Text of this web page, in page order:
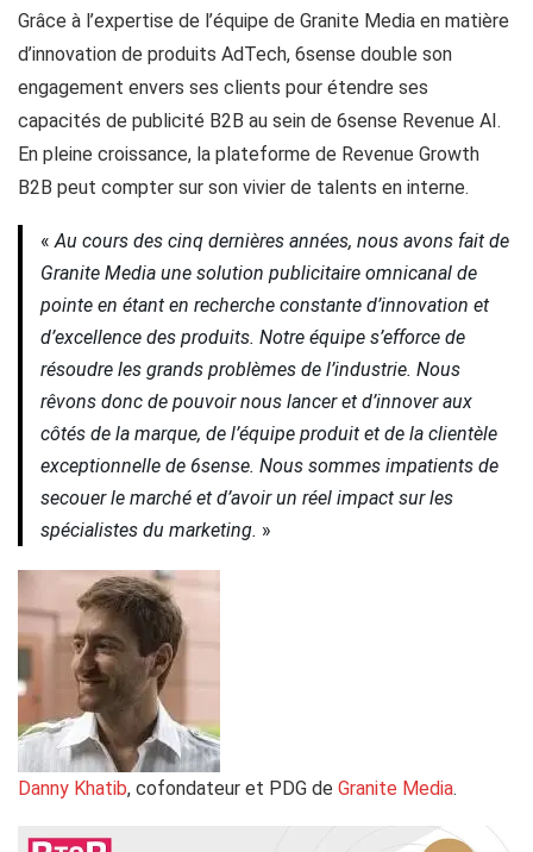
Grâce à l’expertise de l’équipe de Granite Media en matière
d’innovation de produits AdTech, 6sense double son
engagement envers ses clients pour étendre ses
capacités de publicité B2B au sein de 6sense Revenue AI.
En pleine croissance, la plateforme de Revenue Growth
B2B peut compter sur son vivier de talents en interne.
«Au cours des cinq dernières années, nous avons fait de
Granite Media une solution publicitaire omnicanal de
pointe en étant en recherche constante d’innovation et
d’excellence des produits. Notre équipe s’efforce de
résoudre les grands problèmes de l’industrie. Nous
rêvons donc de pouvoir nous lancer et d’innover aux
côtés de la marque, de l’équipe produit et de la clientèle
exceptionnelle de 6sense. Nous sommes impatients de
secouer le marché et d’avoir un réel impact sur les
spécialistes du marketing. »
Danny Khatib, cofondateur et PDG de Granite Media.